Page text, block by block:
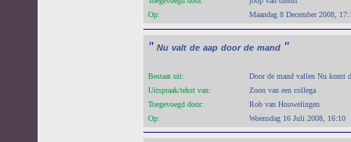
Op:
Maandag 8 December 2008,
" Nu valt de aap door de mand "
Bestaat uit:
Door de mand vallen Nu komt
Uitspraak/tekst van:
Zoon van een collega
Toegevoegd door:
Rob van Houwelingen
Op:
Woensdag 16 Juli 2008, 16:10